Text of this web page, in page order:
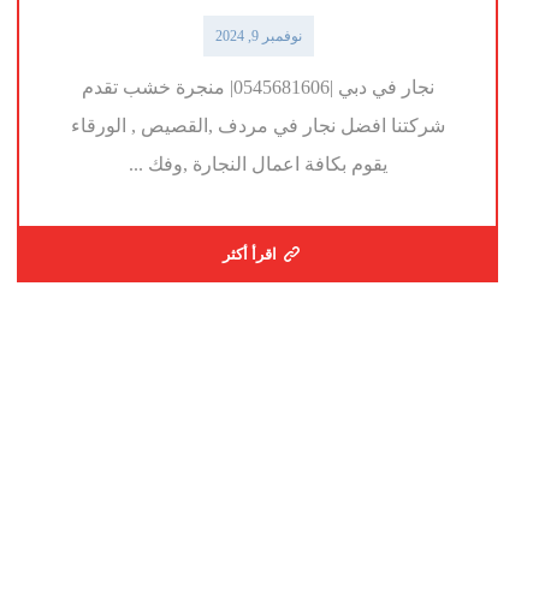
نوفمبر 9, 2024
نجار في دبي |0545681606| منجرة خشب تقدم
شركتنا افضل نجار في مردف ,القصيص , الورقاء
يقوم بكافة اعمال النجارة ,وفك ...
اقرأ أكثر